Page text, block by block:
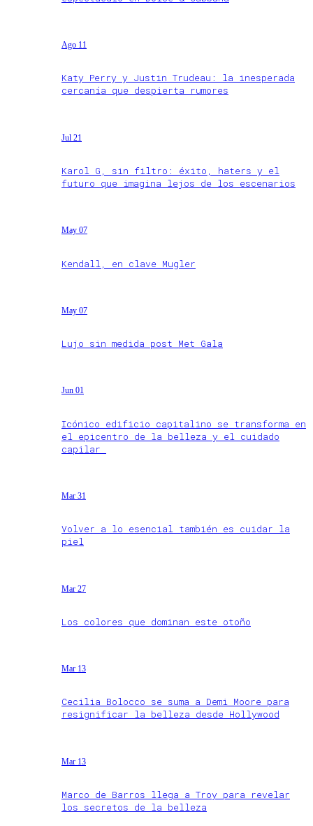
Ago 11
Katy Perry y Justin Trudeau: la inesperada
cercanía que despierta rumores
Jul 21
Karol G, sin filtro: éxito, haters y el
futuro que imagina lejos de los escenarios
May 07
Kendall, en clave Mugler
May 07
Lujo sin medida post Met Gala
Jun 01
Icónico edificio capitalino se transforma en
el epicentro de la belleza y el cuidado
capilar
Mar 31
Volver a lo esencial también es cuidar la
piel
Mar 27
Los colores que dominan este otoño
Mar 13
Cecilia Bolocco se suma a Demi Moore para
resignificar la belleza desde Hollywood
Mar 13
Marco de Barros llega a Troy para revelar
los secretos de la belleza